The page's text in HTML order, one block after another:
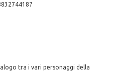
tra i vari personaggi della